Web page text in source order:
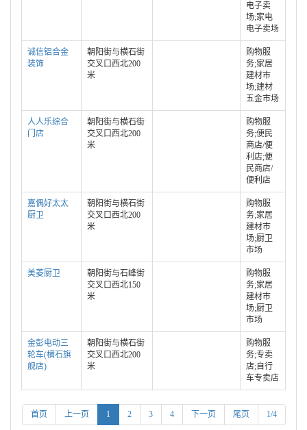
电子卖
场;家电
电子卖场
诚信铝合金
装饰
朝阳街与横石街
交叉口西北200
米
购物服
务;家居
建材市
场;建材
五金市场
人人乐综合
门店
朝阳街与横石街
交叉口西北200
米
购物服
务;便民
商店/便
利店;便
民商店/
便利店
嘉偶好太太
厨卫
朝阳街与横石街
交叉口西北200
米
购物服
务;家居
建材市
场;厨卫
市场
美菱厨卫
朝阳街与石峰街
交叉口西北150
米
购物服
务;家居
建材市
场;厨卫
市场
金彭电动三
轮车(横石旗
舰店)
朝阳街与横石街
交叉口西北200
米
购物服
务;专卖
店;自行
车专卖店
首页 上一页 1 2 3 4 下一页 尾页 1/4